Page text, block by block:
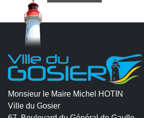
Monsieur le Maire Michel HOTIN
Ville du Gosier